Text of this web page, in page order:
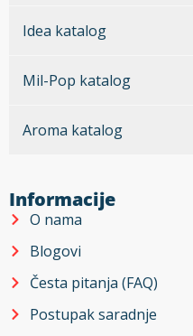
Idea katalog
Mil-Pop katalog
Aroma katalog
Informacije
O nama
Blogovi
Česta pitanja (FAQ)
Postupak saradnje